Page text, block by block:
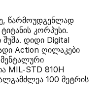
წარმოუდგენლად
კორპუსი.
დიდი Digital
Action ღილაკები
MIL-STD 810H
100 მეტრის